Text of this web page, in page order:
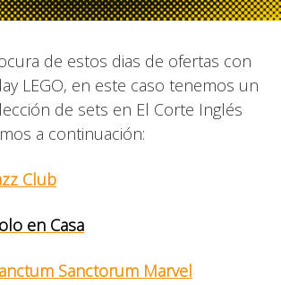
de estos dias de ofertas con
LEGO, en este caso tenemos un
de sets en El Corte Inglés
a continuación:
Club
en Casa
Sanctorum Marvel